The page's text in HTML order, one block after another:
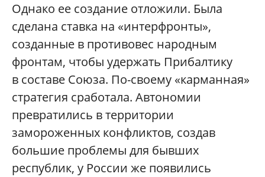
Однако ее создание отложили. Была
сделана ставка на «интерфронты»,
созданные в противовес народным
фронтам, чтобы удержать Прибалтику
в составе Союза. По-своему «карманная»
стратегия сработала. Автономии
превратились в территории
замороженных конфликтов, создав
большие проблемы для бывших
республик, у России же появились